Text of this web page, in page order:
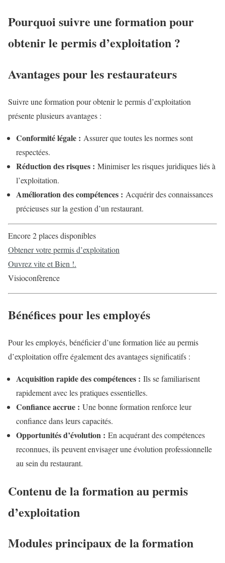
Pourquoi suivre une formation pour
obtenir le permis d’exploitation ?
Avantages pour les restaurateurs
Suivre une formation pour obtenir le permis d’exploitation
présente plusieurs avantages :
Conformité légale : Assurer que toutes les normes sont
respectées.
Réduction des risques : Minimiser les risques juridiques liés à
l’exploitation.
Amélioration des compétences : Acquérir des connaissances
précieuses sur la gestion d’un restaurant.
Encore 2 places disponibles
Obtener votre permis d’exploitation
Ouvrez vite et Bien !.
Visioconfèrence
Bénéfices pour les employés
Pour les employés, bénéficier d’une formation liée au permis
d’exploitation offre également des avantages significatifs :
Acquisition rapide des compétences : Ils se familiarisent
rapidement avec les pratiques essentielles.
Confiance accrue : Une bonne formation renforce leur
confiance dans leurs capacités.
Opportunités d’évolution : En acquérant des compétences
reconnues, ils peuvent envisager une évolution professionnelle
au sein du restaurant.
Contenu de la formation au permis
d’exploitation
Modules principaux de la formation